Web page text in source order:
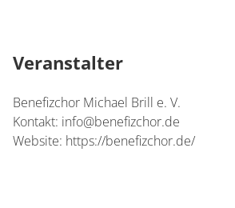
Veranstalter
Benefizchor Michael Brill e. V.
Kontakt: info@benefizchor.de
Website: https://benefizchor.de/